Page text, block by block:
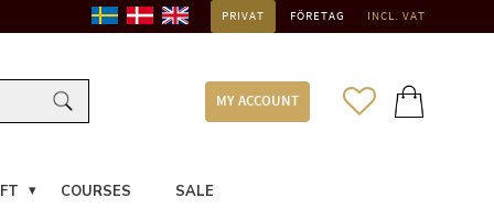
PRIVAT FÖRETAG INCL. VAT
MY ACCOUNT FAVORITES
BASKET
COURSES SALE